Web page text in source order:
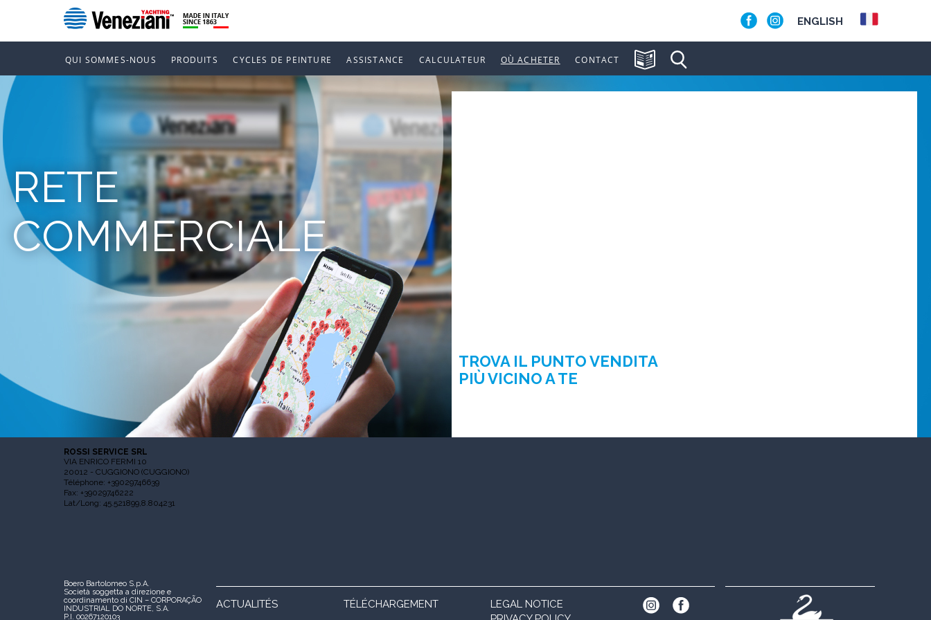
ENGLISH
QUI SOMMES-NOUS PRODUITS CYCLES DE PEINTURE ASSISTANCE CALCULATEUR OÙ ACHETER CONTACT
RETE
COMMERCIALE
TROVA IL PUNTO VENDITA
PIÙ VICINO A TE
ROSSI SERVICE SRL
VIA ENRICO FERMI 10
20012 - CUGGIONO (CUGGIONO)
Téléphone: +39029746639
Fax: +39029746222
Lat/Long: 45.521899,8.804231
Boero Bartolomeo S.p.A.
Società soggetta a direzione e
coordinamento di CIN – CORPORAÇÃO
INDUSTRIAL DO NORTE, S.A.
P.I. 00267120103
ACTUALITÉS TÉLÉCHARGEMENT
LEGAL NOTICE